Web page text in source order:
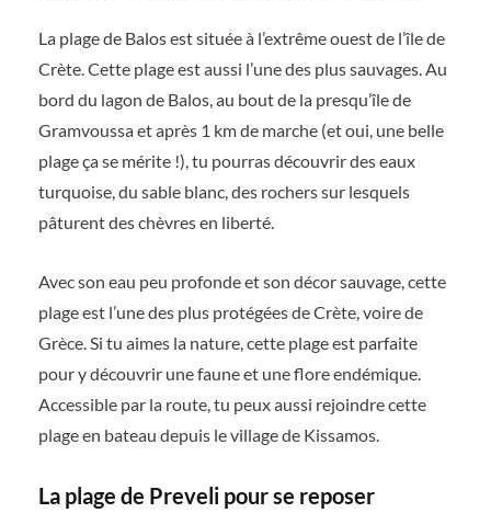
La plage de Balos est située à l’extrême ouest de l’île de
Crète. Cette plage est aussi l’une des plus sauvages. Au
bord du lagon de Balos, au bout de la presqu’île de
Gramvoussa et après 1 km de marche (et oui, une belle
plage ça se mérite !), tu pourras découvrir des eaux
turquoise, du sable blanc, des rochers sur lesquels
pâturent des chèvres en liberté.
Avec son eau peu profonde et son décor sauvage, cette
plage est l’une des plus protégées de Crète, voire de
Grèce. Si tu aimes la nature, cette plage est parfaite
pour y découvrir une faune et une flore endémique.
Accessible par la route, tu peux aussi rejoindre cette
plage en bateau depuis le village de Kissamos.
La plage de Preveli pour se reposer